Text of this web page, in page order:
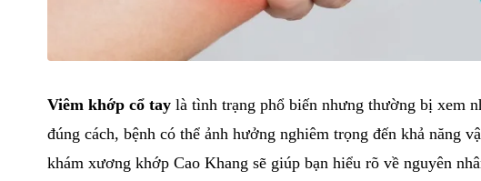
Viêm khớp cổ tay là tình trạng phổ biến nhưng thường bị xem
đúng cách, bệnh có thể ảnh hưởng nghiêm trọng đến khả năng
khám xương khớp Cao Khang sẽ giúp bạn hiểu rõ về nguyên